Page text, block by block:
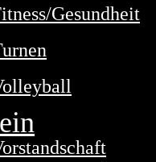
Gesundheit